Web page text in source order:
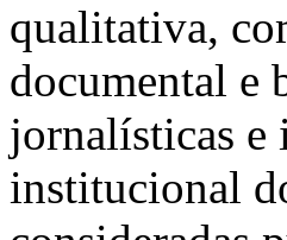
qualitativa,
documental e
jornalísticas e
institucional